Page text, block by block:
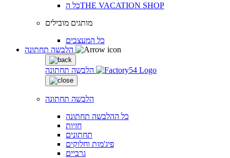
כל הTHE VACATION SHOP
מותגים מובילים
כל המעצבים
הלבשה תחתונה
הלבשה תחתונה
כל ההלבשה תחתונה
חזיות
תחתונים
פיג'מות וחלוקים
גרביים